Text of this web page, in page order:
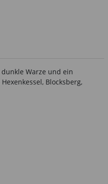
Warze und ein
Blocksberg,